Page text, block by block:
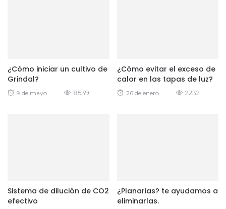
¿Cómo iniciar un cultivo de
Grindal?
Posted
9 de mayo 8539
¿Cómo evitar el exceso de
calor en las tapas de luz?
Posted
26 de enero 2232
Sistema de dilución de CO2
efectivo
¿Planarias? te ayudamos a
eliminarlas.